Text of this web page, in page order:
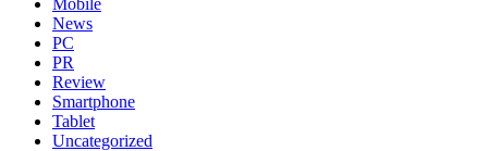
News
PC
PR
Review
Smartphone
Tablet
Uncategorized